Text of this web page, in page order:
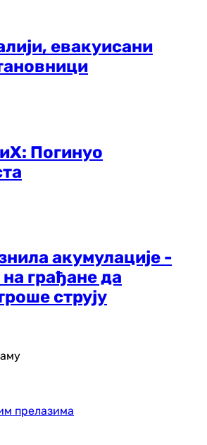
евакуисани
Погинуо
акумулације -
грађане да
струју
прелазима